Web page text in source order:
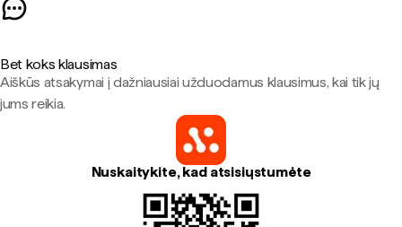
Bet koks klausimas
Aiškūs atsakymai į dažniausiai užduodamus klausimus, kai tik jų
jums reikia.
Nuskaitykite, kad atsisiųstumėte